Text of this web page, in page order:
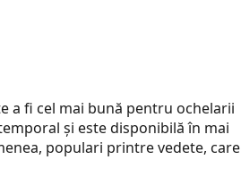
a fi cel mai bună pentru ochelarii
și este disponibilă în mai
populari printre vedete, care